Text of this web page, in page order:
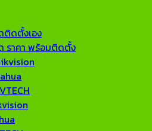
ติดตั้งเอง
ราคา พร้อมติดตั้ง